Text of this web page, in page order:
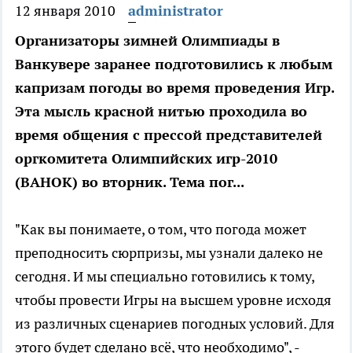
12 января 2010
administrator
Организаторы зимней Олимпиады в
Ванкувере заранее подготовились к любым
капризам погоды во время проведения Игр.
Эта мысль красной нитью проходила во
время общения с прессой представителей
оргкомитета Олимпийских игр-2010
(ВАНОК) во вторник. Тема пог...
"Как вы понимаете, о том, что погода может
преподносить сюрпризы, мы узнали далеко не
сегодня. И мы специально готовились к тому,
чтобы провести Игры на высшем уровне исходя
из различных сценариев погодных условий. Для
этого будет сделано всё, что необходимо", -